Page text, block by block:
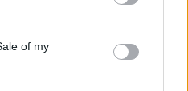
and its third-party tags to
purposes in below Google
of my